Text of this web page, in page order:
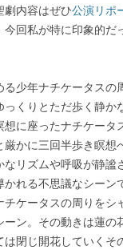
劇内容はぜひ公演リポ
回私が特に印象的だ
少年ナチケータスの
っくりとただ歩く静か
想に座ったナチケータ
かに三回半歩き瞑想
リズムや呼吸が静謐
れる不思議なシーン
チケータスの周りをシ
ーン。その動きは蓮の
は閉じ開花していくそ